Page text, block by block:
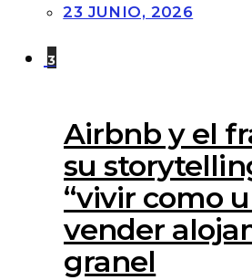
23 JUNIO, 2026
3
Airbnb y el
su
“vivir como
vender
granel